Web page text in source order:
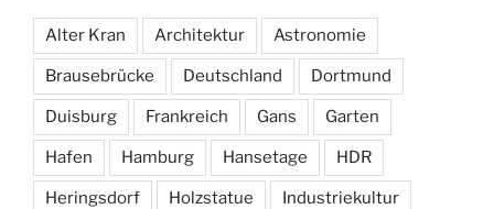
Alter Kran Architektur Astronomie
Brausebrücke Deutschland Dortmund
Duisburg Frankreich Gans Garten
Hafen Hamburg Hansetage HDR
Heringsdorf Holzstatue Industriekultur